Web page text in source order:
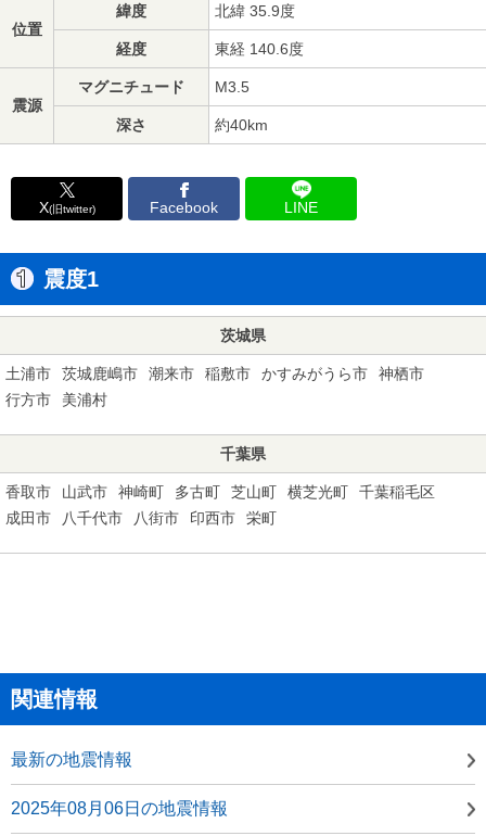
位置
緯度 北緯 35.9度
経度 東経 140.6度
震源
マグニチュード M3.5
深さ 約40km
X(旧twitter) Facebook LINE
震度1
茨城県
土浦市 茨城鹿嶋市 潮来市 稲敷市 かすみがうら市
神栖市
行方市
美浦村
千葉県
香取市 山武市 神崎町 多古町 芝山町 横芝光町
千葉稲毛区
成田市
八千代市 八街市 印西市 栄町
関連情報
最新の地震情報
2025年08月06日の地震情報